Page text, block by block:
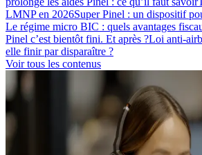
LMNP en 2026Super Pinel : un dispositif
Le régime micro BIC : quels avantages
Pinel c’est bientôt fini. Et après ?Loi anti-
elle finir par disparaître ?
Voir tous les contenus